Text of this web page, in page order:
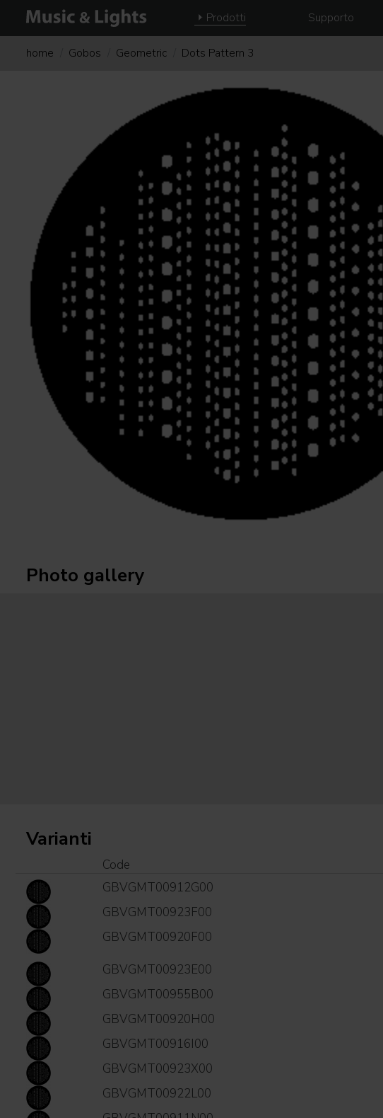
Prodotti Supporto
home Gobos Geometric Dots Pattern 3
Photo gallery
Varianti
Code
GBVGMT00912G00
GBVGMT00923F00
GBVGMT00920F00
GBVGMT00923E00
GBVGMT00955B00
GBVGMT00920H00
GBVGMT00916I00
GBVGMT00923X00
GBVGMT00922L00